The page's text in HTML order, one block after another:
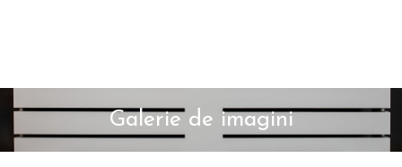
Galerie de imagini